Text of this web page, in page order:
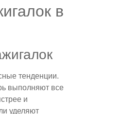
в
тенденции.
выполняют все
и
уделяют